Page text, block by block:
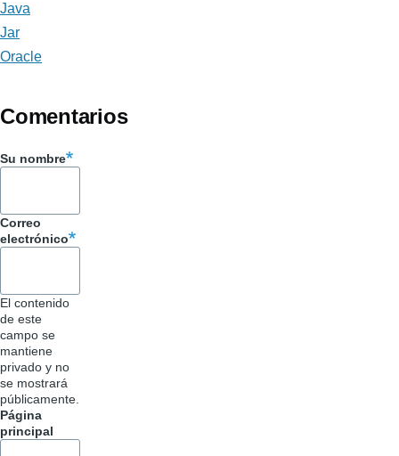
Java
Jar
Oracle
Comentarios
Su nombre
Correo
electrónico
El contenido
de este
campo se
mantiene
privado y no
se mostrará
públicamente.
Página
principal